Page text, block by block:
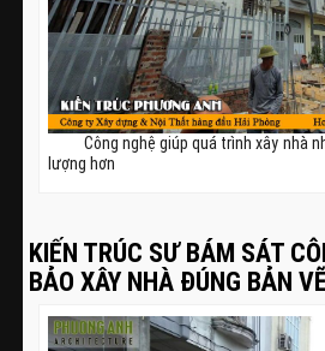
Công nghệ giúp quá trình xây nhà
lượng hơn
KIẾN TRÚC SƯ BÁM SÁT
BẢO XÂY NHÀ ĐÚNG BẢN VẼ